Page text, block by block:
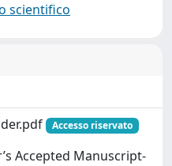
scientifico
Accesso riservato
Accepted Manuscript-